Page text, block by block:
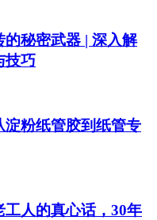
秘密武器 | 深入解
技巧
粉纸管胶到纸管专
人的真心话，30年